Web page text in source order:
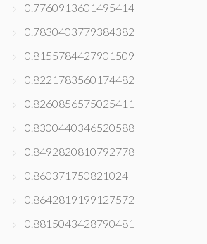
0.7760913601495414
0.7830403779384382
0.8155784427901509
0.8221783560174482
0.8260856575025411
0.8300440346520588
0.8492820810792778
0.860371750821024
0.8642819199127572
0.8815043428790481